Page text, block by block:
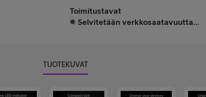
Toimitustavat
Selvitetään verkkosaatavuutta...
TUOTEKUVAT